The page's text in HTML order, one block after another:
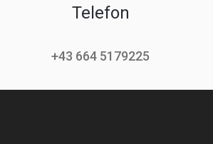
Telefon
+43 664 5179225